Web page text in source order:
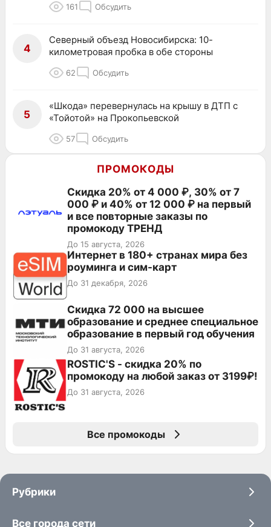
161 Обсудить
4
Северный объезд Новосибирска: 10-
километровая пробка в обе стороны
62 Обсудить
5
«Шкода» перевернулась на крышу в ДТП с
«Тойотой» на Прокопьевской
57 Обсудить
ПРОМОКОДЫ
Скидка 20% от 4 000 ₽, 30% от 7
000 ₽ и 40% от 12 000 ₽ на первый
и все повторные заказы по
промокоду ТРЕНД
До 15 августа, 2026
Интернет в 180+ странах мира без
роуминга и сим-карт
До 31 декабря, 2026
Скидка 72 000 на высшее
образование и среднее специальное
образование в первый год обучения
До 31 августа, 2026
ROSTIC'S - скидка 20% по
промокоду на любой заказ от 3199₽!
До 31 августа, 2026
Все промокоды
Рубрики
Все города сети